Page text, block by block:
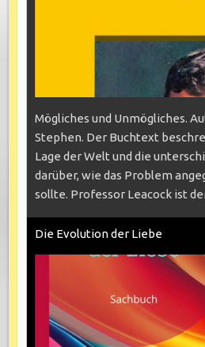
Mögliches und Unmögliches.
Stephen. Der Buchtext
Lage der Welt und die
darüber, wie das Problem
sollte. Professor Leacock ist
Die Evolution der Liebe